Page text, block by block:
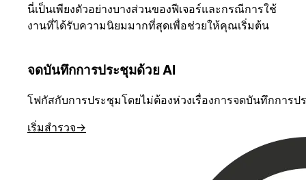
นี่เป็นเพียงตัวอย่างบางส่วนของฟีเจอร์และกรณีการใช้
งานที่ได้รับความนิยมมากที่สุดเพื่อช่วยให้คุณเริ่มต้น
จดบันทึกการประชุมด้วย AI
โฟกัสกับการประชุมโดยไม่ต้องห่วงเรื่องการจดบันทึกการ
เริ่มสำรวจ→